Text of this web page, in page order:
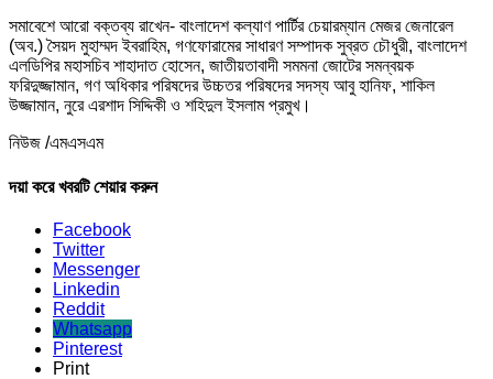
সমাবেশে আরো বক্তব্য রাখেন- বাংলাদেশ কল্যাণ পার্টির চেয়ারম্যান মেজর জেনারেল
(অব.) সৈয়দ মুহাম্মদ ইবরাহিম, গণফোরামের সাধারণ সম্পাদক সুব্রত চৌধুরী, বাংলাদেশ
এলডিপির মহাসচিব শাহাদাত হোসেন, জাতীয়তাবাদী সমমনা জোটের সমন্বয়ক
ফরিদুজ্জামান, গণ অধিকার পরিষদের উচ্চতর পরিষদের সদস্য আবু হানিফ, শাকিল
উজ্জামান, নুরে এরশাদ সিদ্দিকী ও শহিদুল ইসলাম প্রমুখ।
নিউজ /এমএসএম
দয়া করে খবরটি শেয়ার করুন
Facebook
Twitter
Messenger
Linkedin
Reddit
Whatsapp
Pinterest
Print